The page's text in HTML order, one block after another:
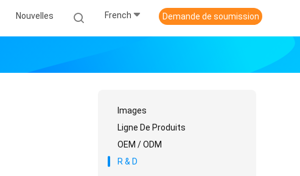
Nouvelles French Demande de soumission
Images
Ligne De Produits
OEM / ODM
R & D